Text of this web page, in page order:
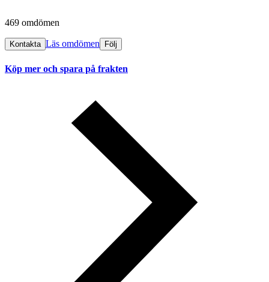
469 omdömen
Kontakta Läs omdömen Följ
Köp mer och spara på frakten